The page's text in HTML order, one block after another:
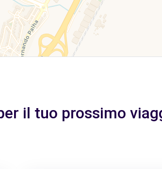
il tuo prossimo